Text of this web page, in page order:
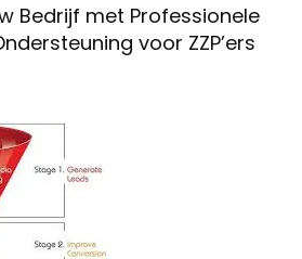
Bedrijf met Professionele
voor ZZP’ers